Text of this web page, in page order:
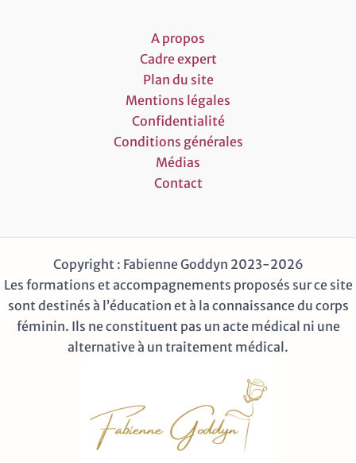
A propos
Cadre expert
Plan du site
Mentions légales
Confidentialité
Conditions générales
Médias
Contact
Copyright : Fabienne Goddyn 2023-2026
Les formations et accompagnements proposés sur ce site
sont destinés à l’éducation et à la connaissance du corps
féminin. Ils ne constituent pas un acte médical ni une
alternative à un traitement médical.